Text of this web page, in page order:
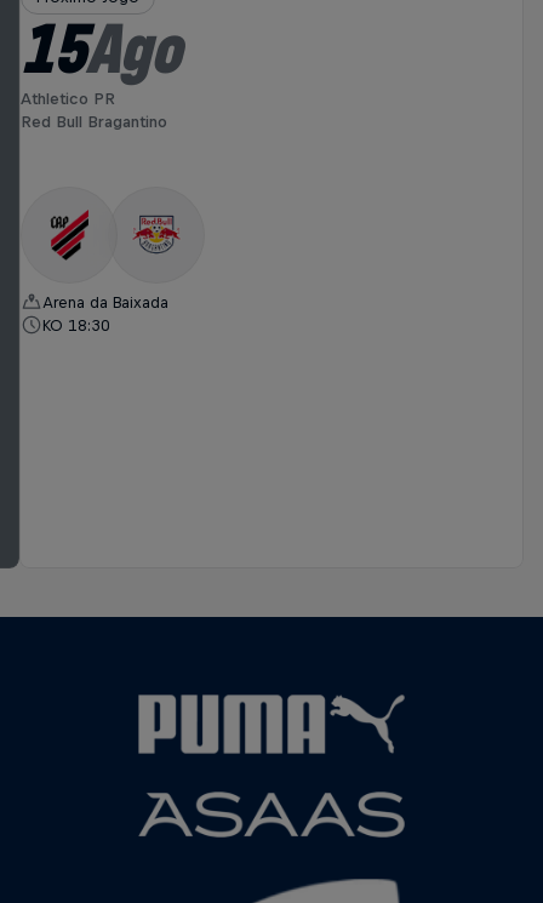
15Ago
Athletico PR
Red Bull Bragantino
Arena da Baixada
KO 18:30